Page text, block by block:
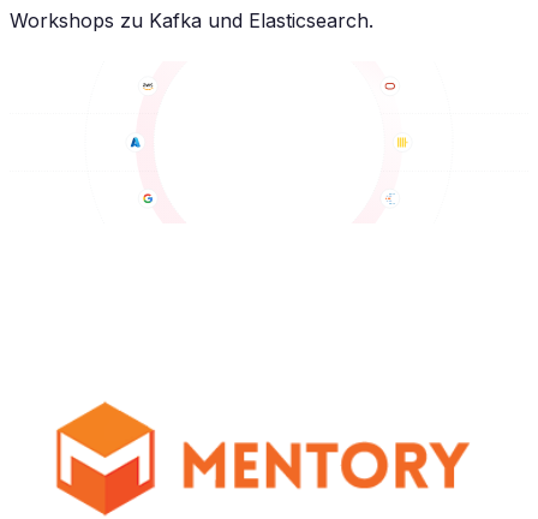
Workshops zu Kafka und Elasticsearch.